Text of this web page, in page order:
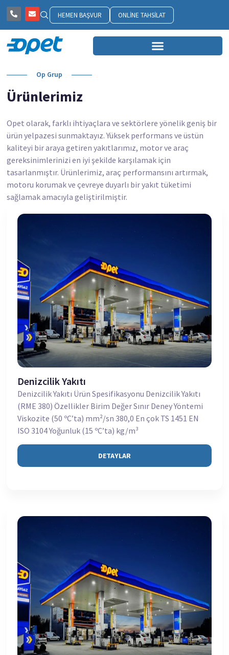
HEMEN BAŞVUR ONLINE TAHSILAT
Op Grup
Ürünlerimiz
Opet olarak, farklı ihtiyaçlara ve sektörlere yönelik geniş bir
ürün yelpazesi sunmaktayız. Yüksek performans ve üstün
kaliteyi bir araya getiren yakıtlarımız, motor ve araç
gereksinimlerinizi en iyi şekilde karşılamak için
tasarlanmıştır. Ürünlerimiz, araç performansını artırmak,
motoru korumak ve çevreye duyarlı bir yakıt tüketimi
sağlamak amacıyla geliştirilmiştir.
Denizcilik Yakıtı
Denizcilik Yakıtı Ürün Spesifikasyonu Denizcilik Yakıtı
(RME 380) Özellikler Birim Değer Sınır Deney Yöntemi
Viskozite (50 ºC’ta) mm²/sn 380,0 En çok TS 1451 EN
ISO 3104 Yoğunluk (15 ºC’ta) kg/m³
DETAYLAR